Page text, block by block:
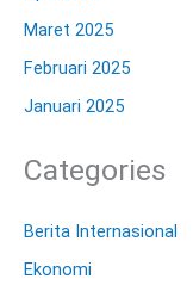
Maret 2025
Februari 2025
Januari 2025
Categories
Berita Internasional
Ekonomi